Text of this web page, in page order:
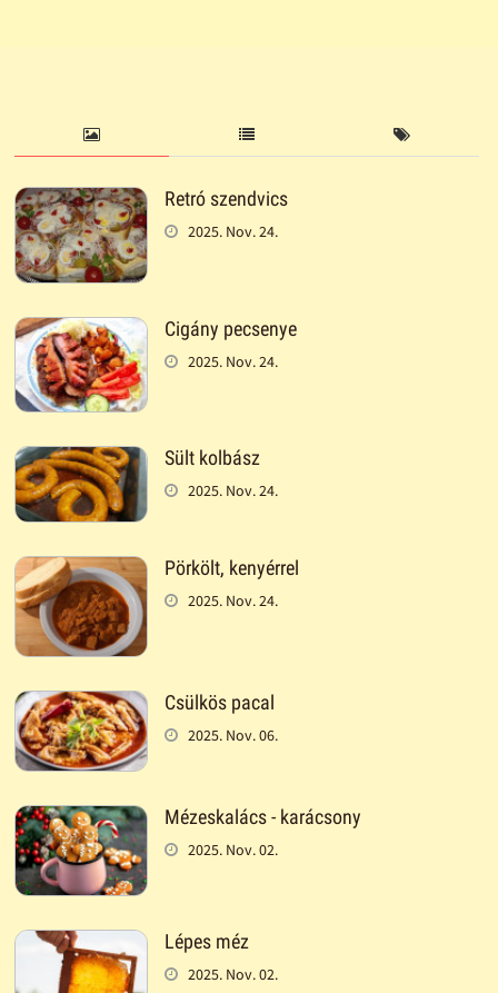
Retró szendvics
2025. Nov. 24.
Cigány pecsenye
2025. Nov. 24.
Sült kolbász
2025. Nov. 24.
Pörkölt, kenyérrel
2025. Nov. 24.
Csülkös pacal
2025. Nov. 06.
Mézeskalács - karácsony
2025. Nov. 02.
Lépes méz
2025. Nov. 02.